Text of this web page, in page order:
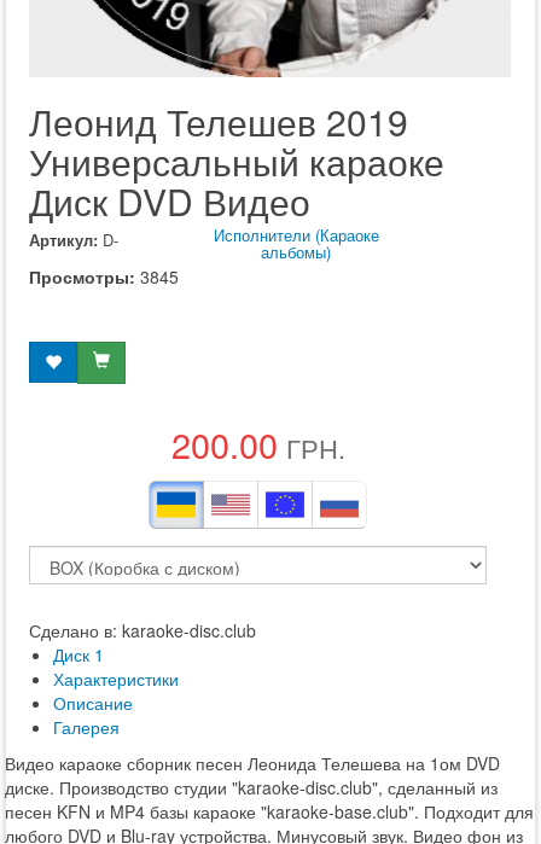
Леонид Телешев 2019
Универсальный караоке
Диск DVD Видео
Артикул: D- Исполнители (Караоке
альбомы)
Просмотры: 3845
200.00 ГРН.
Сделано в: karaoke-disc.club
Диск 1
Характеристики
Описание
Галерея
Видео караоке сборник песен Леонида Телешева на 1ом DVD
диске. Производство студии "karaoke-disc.club", сделанный из
песен KFN и MP4 базы караоке "karaoke-base.club". Подходит для
любого DVD и Blu-ray устройства. Минусовый звук. Видео фон из